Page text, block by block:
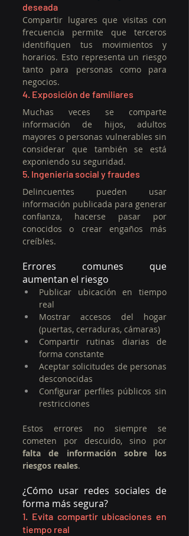
deseada
Compartir lugares que visitas con
frecuencia permite que terceros
identifiquen tus movimientos y
horarios. Esto representa un riesgo
tanto para personas como para
negocios.
4. Exposición de familiares
Muchas veces se comparte
información de hijos, adultos
mayores o personas vulnerables sin
considerar que también se está
exponiendo su seguridad.
5. Ingeniería social y fraudes
Delincuentes pueden usar
información publicada para generar
confianza, hacerse pasar por
conocidos o crear engaños más
creíbles.
Errores comunes que
aumentan el riesgo
Publicar ubicación en tiempo
real
Mostrar accesos del hogar
(puertas, cerraduras, cámaras)
Compartir rutinas diarias de
forma constante
Aceptar solicitudes de personas
desconocidas
Configurar perfiles públicos sin
restricciones
Estos errores no siempre se
falta de información sobre los
riesgos reales.
¿Cómo usar redes sociales de
forma más segura?
1. Evita compartir ubicaciones en
tiempo real